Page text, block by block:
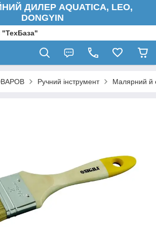
ДИЛЕР AQUATICA, LEO,
DONGYIN
"ТехБаза"
Ручний інструмент Малярний й